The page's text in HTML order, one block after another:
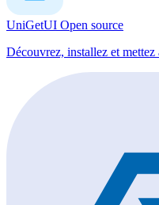
UniGetUI Open source
Découvrez, installez et